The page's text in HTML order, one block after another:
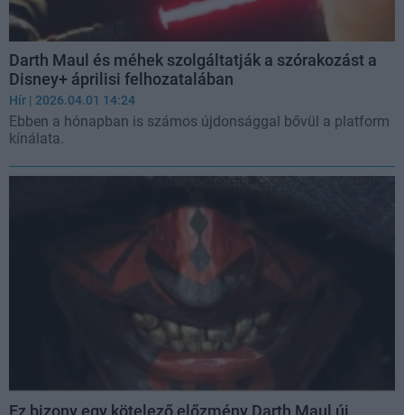
Darth Maul és méhek szolgáltatják a szórakozást a
Disney+ áprilisi felhozatalában
Hír | 2026.04.01 14:24
Ebben a hónapban is számos újdonsággal bővül a platform
kínálata.
Ez bizony egy kötelező előzmény Darth Maul új